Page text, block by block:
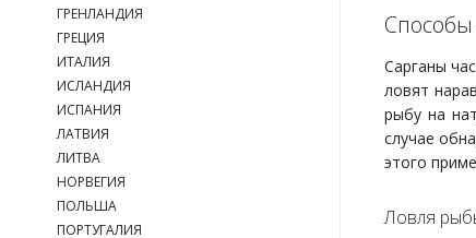
ГРЕНЛАНДИЯ
ГРЕЦИЯ
ИТАЛИЯ
ИСЛАНДИЯ
ИСПАНИЯ
ЛАТВИЯ
ЛИТВА
НОРВЕГИЯ
ПОЛЬША
ПОРТУГАЛИЯ
Сарганы
ловят
рыбу на
случае
этого
Ловля